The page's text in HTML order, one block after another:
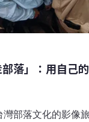
落」：用自己
部落文化的影像